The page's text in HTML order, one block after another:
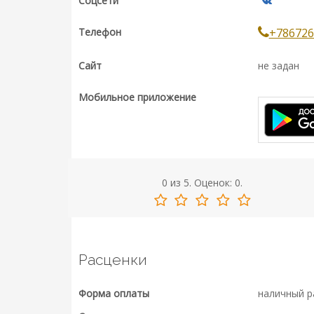
Телефон
Сайт не задан
Мобильное приложение
0 из 5. Оценок: 0.
Расценки
Форма оплаты
наличный